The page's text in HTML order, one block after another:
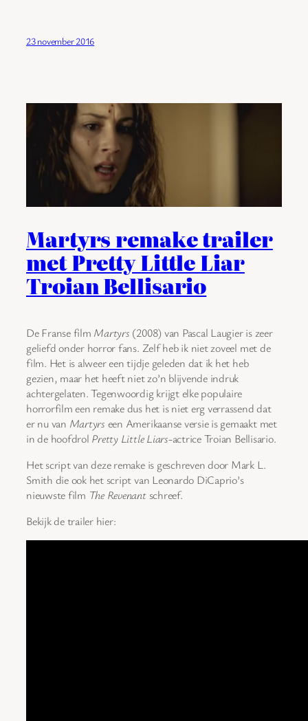
23 november 2016
Martyrs remake trailer
met Pretty Little Liar
Troian Bellisario
De Franse film Martyrs (2008) van Pascal Laugier is zeer
geliefd onder horror fans. Zelf heb ik niet zoveel met de
film. Het is alweer een tijdje geleden dat ik het heb
gezien, maar het heeft niet zo’n blijvende indruk
achtergelaten. Tegenwoordig krijgt elke populaire
horrorfilm een remake dus het is niet erg verrassend dat
er nu van Martyrs een Amerikaanse versie is gemaakt met
in de hoofdrol Pretty Little Liars-actrice Troian Bellisario.
Het script van deze remake is geschreven door Mark L.
Smith die ook het script van Leonardo DiCaprio’s
nieuwste film The Revenantschreef.
Bekijk de trailer hier: